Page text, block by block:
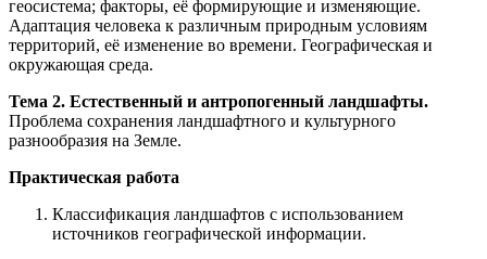
геосистема; факторы, её формирующие и изменяющие.
Адаптация человека к различным природным условиям
территорий, её изменение во времени. Географическая и
окружающая среда.
Тема 2. Естественный и антропогенный ландшафты.
Проблема сохранения ландшафтного и культурного
разнообразия на Земле.
Практическая работа
Классификация ландшафтов с использованием
источников географической информации.